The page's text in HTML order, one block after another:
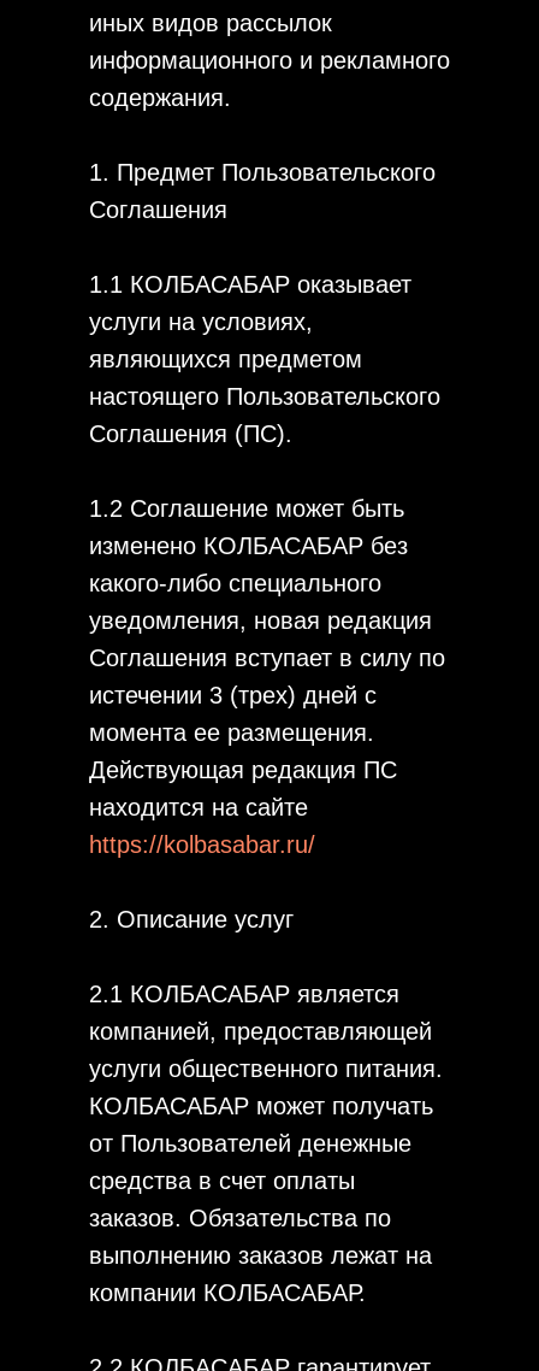
иных видов рассылок
информационного и рекламного
содержания.
1. Предмет Пользовательского
Соглашения
1.1 КОЛБАСАБАР оказывает
услуги на условиях,
являющихся предметом
настоящего Пользовательского
Соглашения (ПС).
1.2 Соглашение может быть
изменено КОЛБАСАБАР без
какого-либо специального
уведомления, новая редакция
Соглашения вступает в силу по
истечении 3 (трех) дней с
момента ее размещения.
Действующая редакция ПС
находится на сайте
https://kolbasabar.ru/
2. Описание услуг
2.1 КОЛБАСАБАР является
компанией, предоставляющей
услуги общественного питания.
КОЛБАСАБАР может получать
от Пользователей денежные
средства в счет оплаты
заказов. Обязательства по
выполнению заказов лежат на
компании КОЛБАСАБАР.